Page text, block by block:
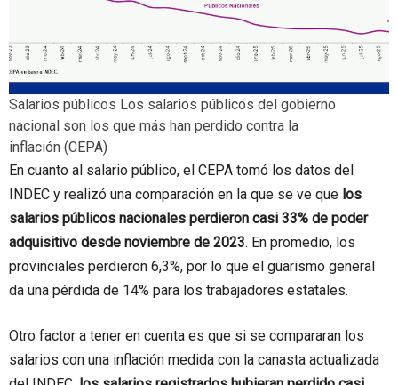
Salarios públicos Los salarios públicos del gobierno
nacional son los que más han perdido contra la
inflación (CEPA)
En cuanto al salario público, el CEPA tomó los datos del
INDEC y realizó una comparación en la que se ve que los
salarios públicos nacionales perdieron casi 33% de poder
adquisitivo desde noviembre de 2023. En promedio, los
provinciales perdieron 6,3%, por lo que el guarismo general
da una pérdida de 14% para los trabajadores estatales.
Otro factor a tener en cuenta es que si se compararan los
salarios con una inflación medida con la canasta actualizada